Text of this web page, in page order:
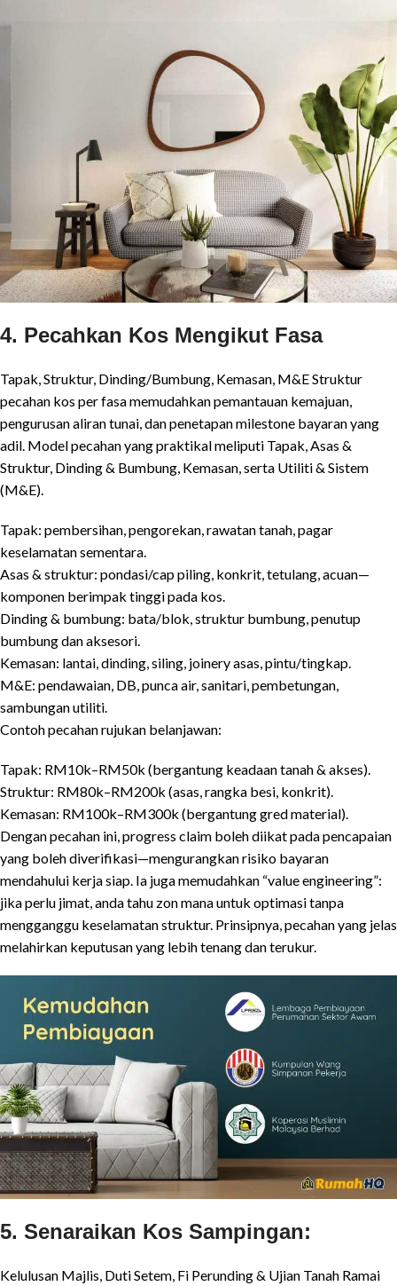
4. Pecahkan Kos Mengikut Fasa
Tapak, Struktur, Dinding/Bumbung, Kemasan, M&E Struktur
pecahan kos per fasa memudahkan pemantauan kemajuan,
pengurusan aliran tunai, dan penetapan milestone bayaran yang
adil. Model pecahan yang praktikal meliputi Tapak, Asas &
Struktur, Dinding & Bumbung, Kemasan, serta Utiliti & Sistem
(M&E).
Tapak: pembersihan, pengorekan, rawatan tanah, pagar
keselamatan sementara.
Asas & struktur: pondasi/cap piling, konkrit, tetulang, acuan—
komponen berimpak tinggi pada kos.
Dinding & bumbung: bata/blok, struktur bumbung, penutup
bumbung dan aksesori.
Kemasan: lantai, dinding, siling, joinery asas, pintu/tingkap.
M&E: pendawaian, DB, punca air, sanitari, pembetungan,
sambungan utiliti.
Contoh pecahan rujukan belanjawan:
Tapak: RM10k–RM50k (bergantung keadaan tanah & akses).
Struktur: RM80k–RM200k (asas, rangka besi, konkrit).
Kemasan: RM100k–RM300k (bergantung gred material).
Dengan pecahan ini, progress claim boleh diikat pada pencapaian
yang boleh diverifikasi—mengurangkan risiko bayaran
mendahului kerja siap. Ia juga memudahkan “value engineering”:
jika perlu jimat, anda tahu zon mana untuk optimasi tanpa
mengganggu keselamatan struktur. Prinsipnya, pecahan yang jelas
melahirkan keputusan yang lebih tenang dan terukur.
5. Senaraikan Kos Sampingan:
Kelulusan Majlis, Duti Setem, Fi Perunding & Ujian Tanah Ramai